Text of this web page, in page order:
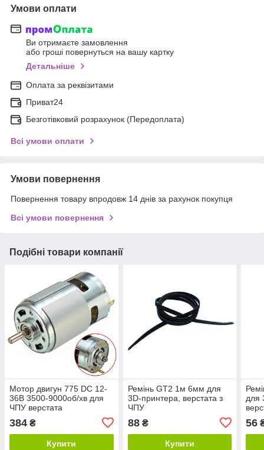
Умови оплати
Ви отримаєте замовлення
або гроші повернуться на вашу картку
Детальніше
Оплата за реквізитами
Приват24
Безготівковий розрахунок (Передоплата)
Всі умови оплати
Умови повернення
Повернення товару впродовж 14 днів за рахунок покупця
Всі умови повернення
Подібні товари компанії
Мотор двигун 775 DC 12-
36В 3500-9000об/хв для
ЧПУ верстата
384 ₴
Купити
Ремінь GT2 1м 6мм для
3D-принтера, верстата з
ЧПУ
88₴
Купити
для
56